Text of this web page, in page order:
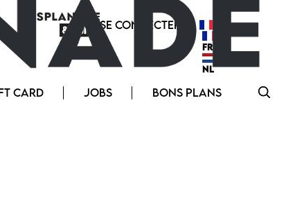
SE CONNECTER
FR
NL
CARD JOBS BONS PLANS